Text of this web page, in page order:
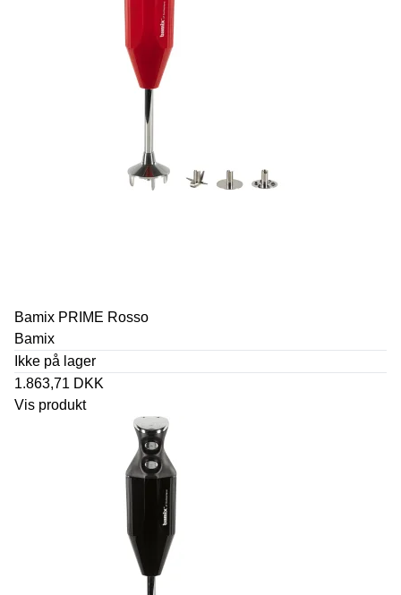
Bamix PRIME Rosso
Bamix
Ikke på lager
1.863,71 DKK
Vis produkt